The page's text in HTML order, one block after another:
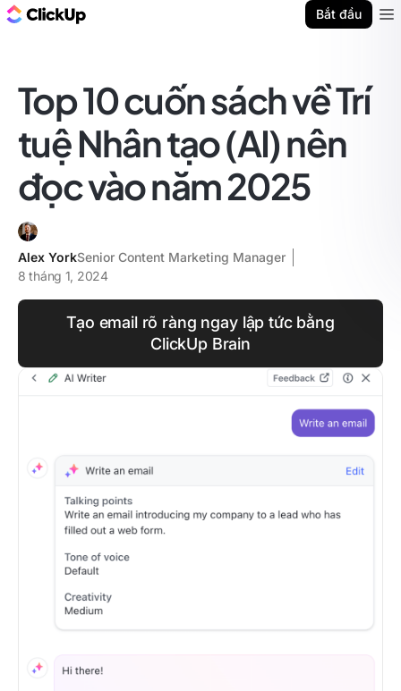
Bắt đầu
Top 10 cuốn sách về Trí
tuệ Nhân tạo (AI) nên
đọc vào năm 2025
Alex YorkSenior Content Marketing Manager
8 tháng 1, 2024
Tạo email rõ ràng ngay lập tức bằng
ClickUp Brain